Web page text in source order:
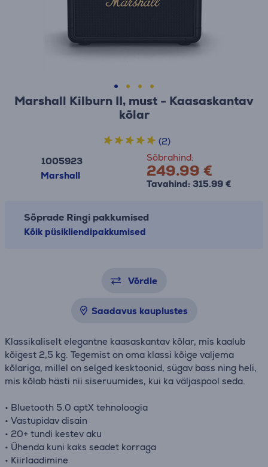
Marshall Kilburn II, must - Kaasaskantav
kõlar
1005923
Marshall
Sõbrahind:
249.99 €
Tavahind: 315.99 €
(2)
Sõprade Ringi pakkumised
Kõik püsikliendipakkumised
Võrdle
Saadavus kauplustes
Klassikaliselt elegantne kaasaskantav kõlar, mis kaalub
kõigest 2,5 kg. Tegemist on oma klassi kõige valjema
kõlariga, millel on selged kesktoonid, sügav bass ning heli,
mis kõlab hästi nii siseruumides, kui ka väljaspool seda.
• Bluetooth 5.0 aptX tehnoloogia
• Vastupidav disain
• 20+ tundi kestev aku
• Ühenda kuni kaks seadet korraga
• Kiirlaadimine